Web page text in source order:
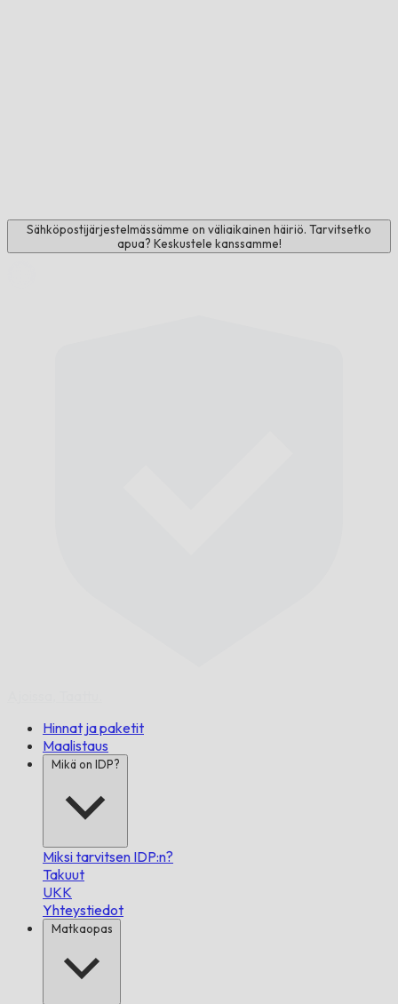
Sähköpostijärjestelmässämme on väliaikainen häiriö. Tarvitsetko
apua? Keskustele kanssamme!
Hinnat ja paketit
Maalistaus
Mikä on IDP?
Miksi tarvitsen IDP:n?
Takuut
UKK
Yhteystiedot
Matkaopas